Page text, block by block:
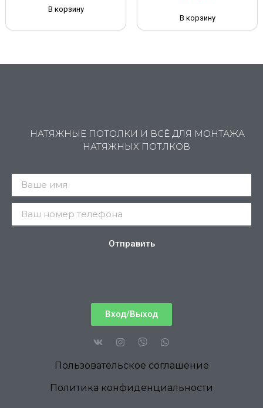
В корзину
В корзину
НАТЯЖНЫЕ ПОТОЛКИ И ВСЁ ДЛЯ МОНТАЖА
НАТЯЖНЫХ ПОТЛКОВ
Отправить
Вход/Выход
Пользовательское соглашение
Политика конфиденциальности